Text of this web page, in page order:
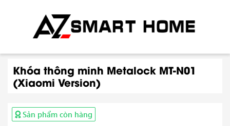
Khóa thông minh Metalock MT-N01
(Xiaomi Version)
Sản phẩm còn hàng